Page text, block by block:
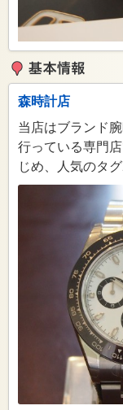
森時計店
当店はブランド
行っている専門
じめ、人気のタ
古品まで幅広く
ありましたらお
ンスや修理、ご
取まで、ブラン
にご来店・ご相